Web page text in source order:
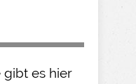
gibt es hier